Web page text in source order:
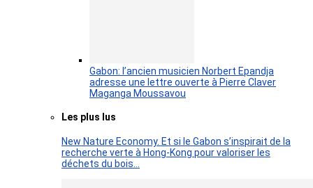
Gabon: l’ancien musicien Norbert Epandja
adresse une lettre ouverte à Pierre Claver
Maganga Moussavou
Les plus lus
New Nature Economy. Et si le Gabon s’inspirait de la
recherche verte à Hong-Kong pour valoriser les
déchets du bois…